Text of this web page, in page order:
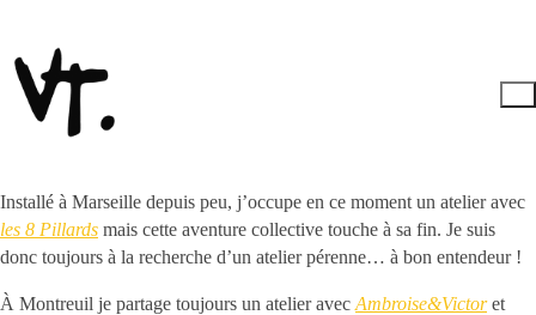
Installé à Marseille depuis peu, j’occupe en ce moment un atelier avec
les 8 Pillards mais cette aventure collective touche à sa fin. Je suis
donc toujours à la recherche d’un atelier pérenne… à bon entendeur !
À Montreuil je partage toujours un atelier avec Ambroise&Victoret